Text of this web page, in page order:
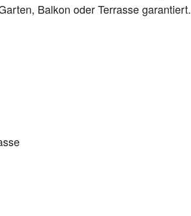
Balkon oder Terrasse garantiert.